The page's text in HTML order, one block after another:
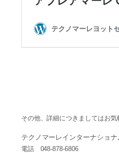
その他、詳細につきましてはお気
テクノマーレインターナショナ
電話 048-878-6806